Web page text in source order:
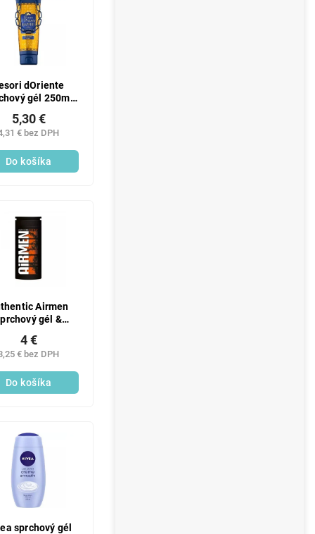
dOriente
gél 250ml
€ bez DPH
5,30 €
Do košíka
Airmen
gél &
Pulp
€ bez DPH
4 €
Do košíka
sprchový gél